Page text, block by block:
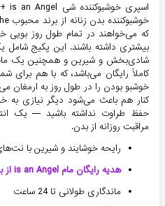
که می‌خواهند در تمام طول روز
بیشتری داشته باشند. این پکیج شامل
کاملاً رایگان می‌باشد، که با هم برای
خوشبو بودن را در طول روز به ارمغان
کنار هم باعث می‌شود دیگر نیازی به
حفظ طراوت نداشته باشید — یک
مراقبت روزانه از بدن.
رایحه خوشایند و شیرین با
هدیه رایگان مام is an Angel از برند She 🎁
ماندگاری طولانی تا 24 ساعت